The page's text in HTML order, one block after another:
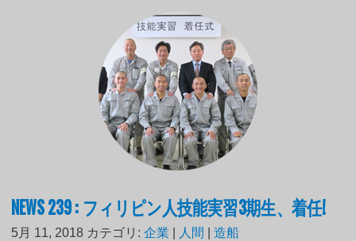
NEWS 239 : フィリピン人技能実習3期生、着任!
5月 11, 2018 カテゴリ:企業 人間 |造船